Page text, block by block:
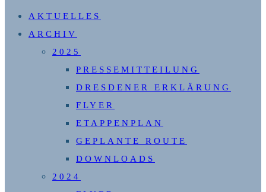
UMSCHALTEN
AKTUELLES
ARCHIV
2025
PRESSEMITTEILUNG
DRESDENER ERKLÄRUNG
FLYER
ETAPPENPLAN
GEPLANTE ROUTE
DOWNLOADS
2024